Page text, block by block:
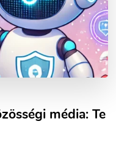
média: Te